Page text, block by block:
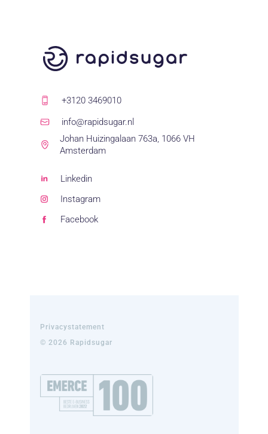
+3120 3469010
info@rapidsugar.nl
Johan Huizingalaan 763a, 1066 VH
Amsterdam
Linkedin
Instagram
Facebook
Privacystatement
© 2026 Rapidsugar